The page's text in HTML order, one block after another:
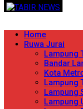
Skip
content
TERPERCAYA
Primary
Menu
Home
Ruwa Jurai
Lampung
Bandar
Kota
Lampung
Lampung
Lampung